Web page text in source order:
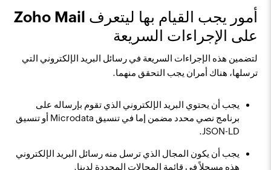
أمور يجب القيام بها ليتعرف Zoho Mail
على الإجراءات السريعة
لتضمين هذه الإجراءات السريعة في رسائل البريد الإلكتروني التي
ترسلها، هناك أمران يجب التحقق منهما.
يجب أن يحتوي البريد الإلكتروني الذي تقوم بإرساله على
برنامج نصي محدد مضمن إما في تنسيق Microdata أو تنسيق
JSON-LD.
يجب أن يكون المجال الذي ترسل منه رسائل البريد الإلكتروني
هذه مسجلاً في قائمة المجالات المحددة لدينا.